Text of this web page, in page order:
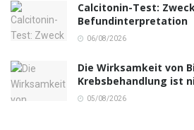
Calcitonin-Test:
Befundinterpretation
06/08/2026
Die Wirksamkeit von
Krebsbehandlung ist
05/08/2026